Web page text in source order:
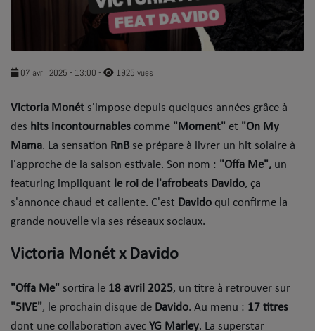
Flash News
Dans la Street
C quoi ton Actu ?
Dans ton Téléphone
Mic 2 Rue
Première Fois
URBAN CULTURE
Sport
07 avril 2025 - 13:00 - 1925 vues
Victoria Monét s'impose depuis quelques années grâce à
des hits incontournables comme "Moment" et "On My
Mama. La sensation RnB se prépare à livrer un hit solaire à
l'approche de la saison estivale. Son nom : "Offa Me", un
featuring impliquant le roi de l'afrobeats Davido, ça
s'annonce chaud et caliente. C'est Davido qui confirme la
grande nouvelle via ses réseaux sociaux.
Victoria Monét x Davido
"Offa Me" sortira le 18 avril 2025, un titre à retrouver sur
"5IVE", le prochain disque de Davido. Au menu : 17 titres
dont une collaboration avec YG Marley. La superstar